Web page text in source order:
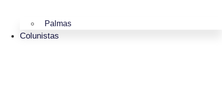
Palmas
Colunistas